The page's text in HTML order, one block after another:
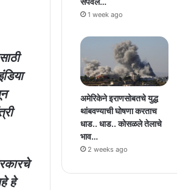
हे
1 week ago
अमेरिकेने इराणसोबतचे युद्ध
थांबवण्याची घोषणा करताच
धाड.. धाड.. कोसळले तेलाचे
भाव…
2 weeks ago